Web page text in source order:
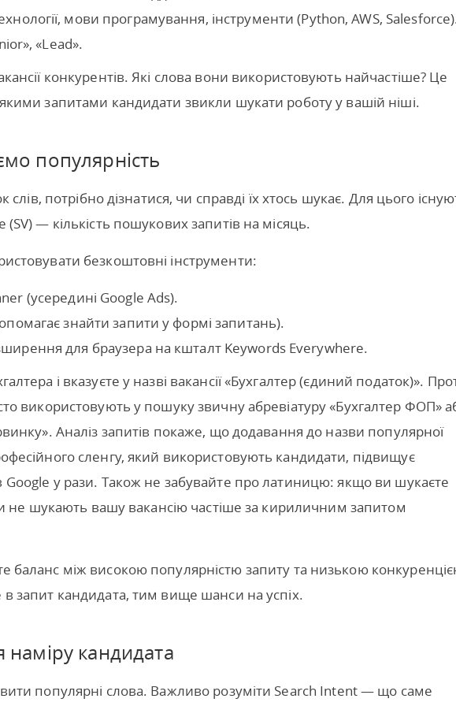
мови програмування, інструменти (Python, AWS,
«Lead».
конкурентів. Які слова вони використовують найчастіше? Це
запитами кандидати звикли шукати роботу у вашій ніші.
популярність
слів, потрібно дізнатися, чи справді їх хтось шукає. Для цього
— кількість пошукових запитів на місяць.
безкоштовні інструменти:
(усередині Google Ads).
знайти запити у формі запитань).
для браузера на кшталт Keywords Everywhere.
і вказуєте у назві вакансії «Бухгалтер (єдиний податок)».
використовують у пошуку звичну абревіатуру «Бухгалтер ФОП»
Аналіз запитів покаже, що додавання до назви популярної
сленгу, який використовують кандидати, підвищує
у рази. Також не забувайте про латиницю: якщо ви шукаєте
не шукають вашу вакансію частіше за кириличним запитом
баланс між високою популярністю запиту та низькою
запит кандидата, тим вище шанси на успіх.
наміру кандидата
популярні слова. Важливо розуміти Search Intent — що саме